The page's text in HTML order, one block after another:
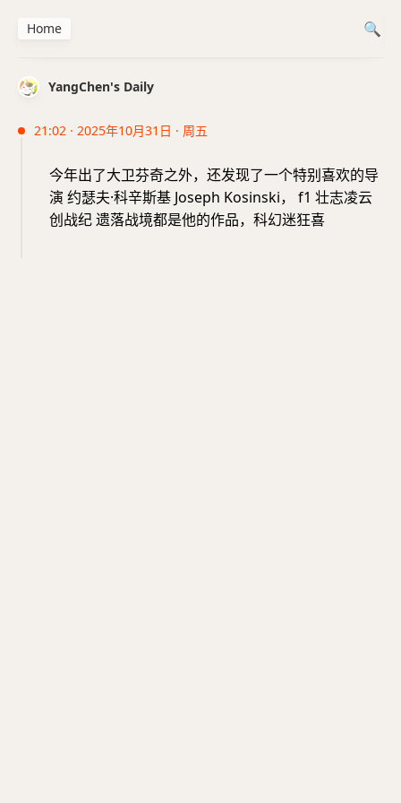
YangChen's Daily
21:02 · 2025年10月31日 · 周五
今年出了大卫芬奇之外，还发现了一个特别喜欢的导
演 约瑟夫·科辛斯基 Joseph Kosinski， f1 壮志凌云
创战纪 遗落战境都是他的作品，科幻迷狂喜
Home